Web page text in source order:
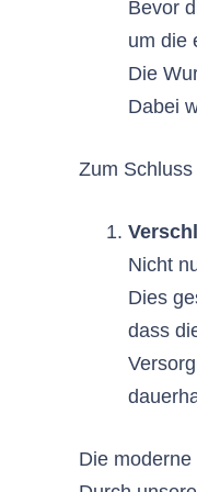
Bevor
um die
Die
Dabei
Zum
Nicht
Dies
dass
Die moderne